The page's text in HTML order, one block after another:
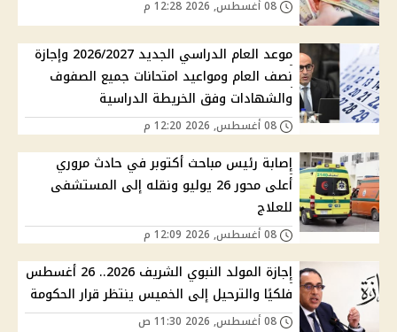
موعد العام الدراسي الجديد 2026/2027 وإجازة
نصف العام ومواعيد امتحانات جميع الصفوف
والشهادات وفق الخريطة الدراسية
إصابة رئيس مباحث أكتوبر في حادث مروري
أعلى محور 26 يوليو ونقله إلى المستشفى
للعلاج
إجازة المولد النبوي الشريف 2026.. 26 أغسطس
فلكيًا والترحيل إلى الخميس ينتظر قرار الحكومة